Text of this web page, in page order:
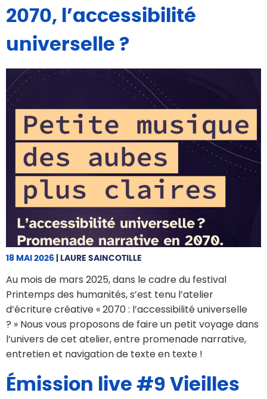
2070, l’accessibilité
universelle ?
18 MAI 2026 LAURE SAINCOTILLE
Au mois de mars 2025, dans le cadre du festival
Printemps des humanités, s’est tenu l’atelier
d’écriture créative « 2070 : l’accessibilité universelle
? » Nous vous proposons de faire un petit voyage dans
l’univers de cet atelier, entre promenade narrative,
entretien et navigation de texte en texte !
Émission live #9 Vieilles